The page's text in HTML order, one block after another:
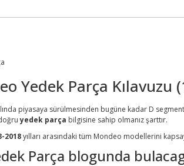
Yedek Parça Kılavuzu
piyasaya sürülmesinden bugüne kadar D
yedek parça bilgisine sahip olmanız şarttır.
2018yılları arasındaki tüm Mondeo modellerini
Parça blogunda